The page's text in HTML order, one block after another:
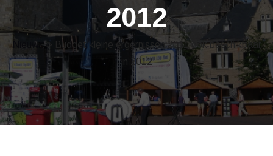
2012
Nieuws > Budget kleine ergernissen 2011 ook beschikbaar
in 2012